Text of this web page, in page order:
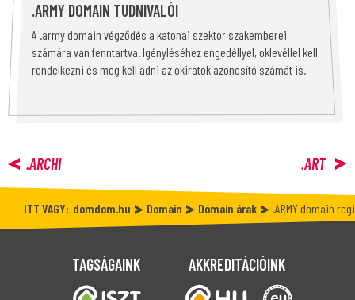
.ARMY DOMAIN TUDNIVALÓI
A .army domain végződés a katonai szektor szakemberei
számára van fenntartva. Igényléséhez engedéllyel, oklevéllel kell
rendelkezni és meg kell adni az okiratok azonosító számát is.
.ARCHI .ART
ITT VAGY: domdom.hu Domain Domain árak .ARMY domain
TAGSÁGAINK AKKREDITÁCIÓINK